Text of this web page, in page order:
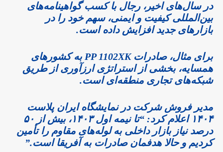
در سال‌های اخیر، رجال با کسب گواهینامه‌های
بین‌المللی کیفیت و ایمنی، سهم خود را در
بازارهای جدید افزایش داده است.
برای مثال، صادرات PP 1102XK به کشورهای
همسایه، بخشی از استراتژی ارزآوری از طریق
شبکه‌های تجاری منطقه‌ای است.
مدیر فروش شرکت در نمایشگاه ایران پلاست
۱۴۰۴ اعلام کرد: “تا نیمه اول ۱۴۰۳، بیش از ۵۰
درصد نیاز بازار داخلی به لوله‌های مقاوم را تأمین
کردیم و حالا هدفمان صادرات به آفریقا است.”